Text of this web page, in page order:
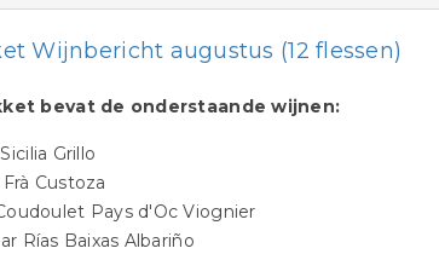
Wijnbericht augustus (12 flessen)
bevat de onderstaande wijnen:
Grillo
Custoza
Pays d'Oc Viognier
Rías Baixas Albariño